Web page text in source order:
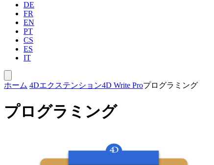
DE
FR
EN
PT
CS
ES
IT
ホーム 4Dエクステンション4D Write Proプログラミング
プログラミング